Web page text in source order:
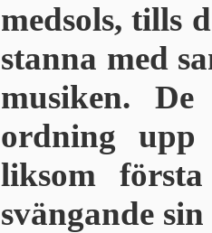
medsols, tills
stanna med
musiken.
ordning upp
liksom
svängande